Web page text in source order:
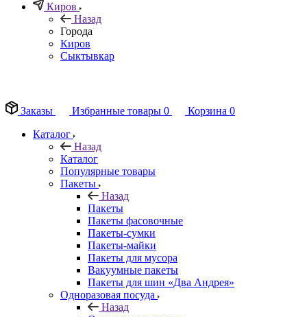
Киров
Назад
Города
Киров
Сыктывкар
Заказы
Избранные товары 0 Корзина 0
Каталог
Назад
Каталог
Популярные товары
Пакеты
Назад
Пакеты
Пакеты фасовочные
Пакеты-сумки
Пакеты-майки
Пакеты для мусора
Вакуумные пакеты
Пакеты для шин «Два Андрея»
Одноразовая посуда
Назад